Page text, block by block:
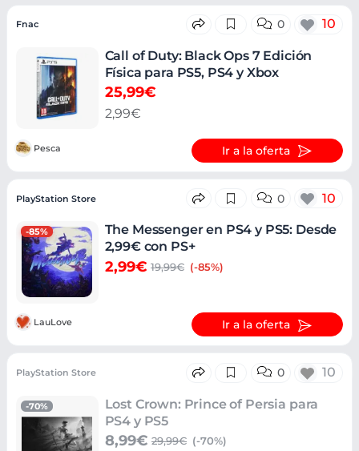
Fnac 0 10
Call of Duty: Black Ops 7 Edición
Física para PS5, PS4 y Xbox
25,99€
2,99€
Pesca Ir a la oferta
-85%
PlayStation Store 0 10
The Messenger en PS4 y PS5: Desde
2,99€ con PS+
2,99€ 19,99€ (-85%)
LauLove Ir a la oferta
-70%
PlayStation Store 0 10
Lost Crown: Prince of Persia para
PS4 y PS5
8,99€ 29,99€ (-70%)